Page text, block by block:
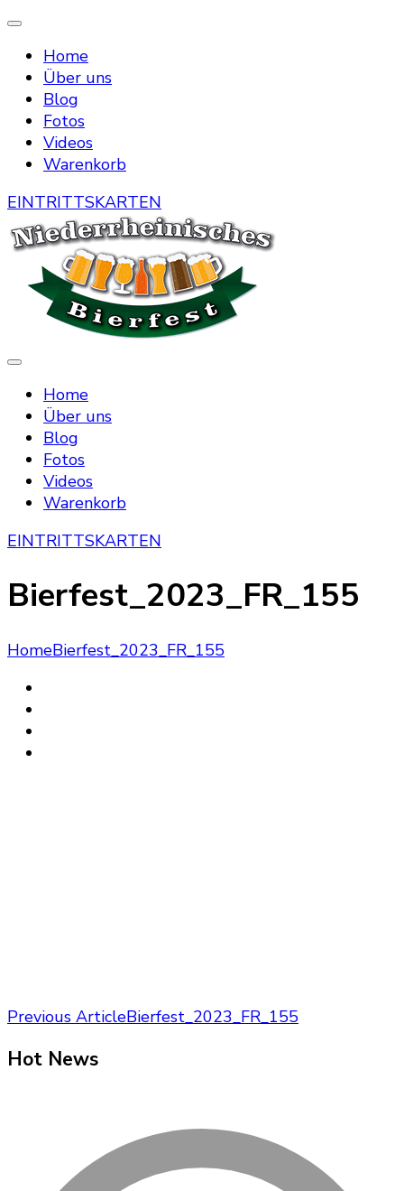
Home
Über uns
Blog
Fotos
Videos
Warenkorb
EINTRITTSKARTEN
Niederrheinisches Bierfest
Home
Über uns
Blog
Fotos
Videos
Warenkorb
EINTRITTSKARTEN
Bierfest_2023_FR_155
HomeBierfest_2023_FR_155
Post
Navigation
Previous ArticleBierfest_2023_FR_155
Hot News